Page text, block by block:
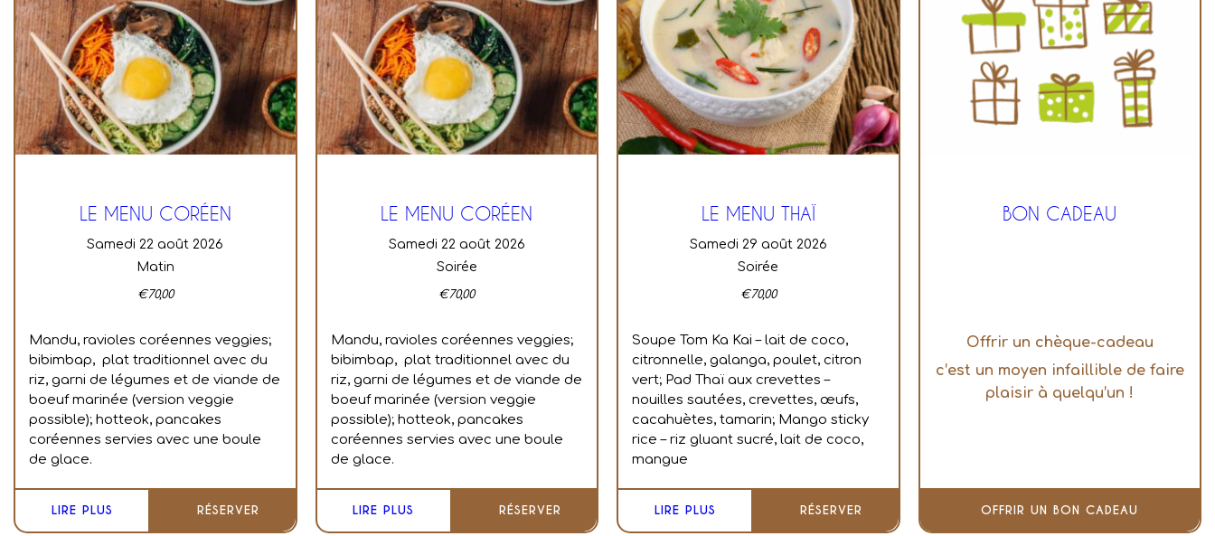
LE MENU CORÉEN
samedi 22 août 2026
Matin
€70,00
Mandu, ravioles coréennes veggies;
bibimbap, plat traditionnel avec du
riz, garni de légumes et de viande de
boeuf marinée (version veggie
possible); hotteok, pancakes
coréennes servies avec une boule
de glace.
LIRE PLUS RÉSERVER
LE MENU CORÉEN
samedi 22 août 2026
Soirée
€70,00
Mandu, ravioles coréennes veggies;
bibimbap, plat traditionnel avec du
riz, garni de légumes et de viande de
boeuf marinée (version veggie
possible); hotteok, pancakes
coréennes servies avec une boule
de glace.
LIRE PLUS RÉSERVER
LE MENU THAÏ
samedi 29 août 2026
Soirée
€70,00
Soupe Tom Ka Kai – lait de coco,
citronnelle, galanga, poulet, citron
vert; Pad Thaï aux crevettes –
nouilles sautées, crevettes, œufs,
cacahuètes, tamarin; Mango sticky
rice – riz gluant sucré, lait de coco,
mangue
LIRE PLUS RÉSERVER
BON CADEAU
Offrir un chèque-cadeau
c’est un moyen infaillible de faire
plaisir à quelqu’un !
OFFRIR UN BON CADEAU